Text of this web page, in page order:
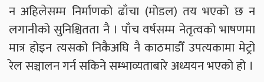
न अहिलेसम्म निर्माणको ढाँचा (मोडल) तय भएको छ न
लगानीको सुनिश्चितता नै । पाँच वर्षसम्म नेतृत्वको भाषणमा
मात्र होइन त्यसको निकैअघि नै काठमाडौँ उपत्यकामा मेट्रो
रेल सञ्चालन गर्न सकिने सम्भाव्यताबारे अध्ययन भएको हो ।